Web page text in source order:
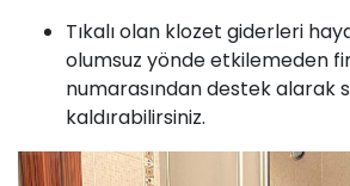
Tıkalı olan klozet giderleri
olumsuz yönde etkilemeden
numarasından destek alarak
kaldırabilirsiniz.